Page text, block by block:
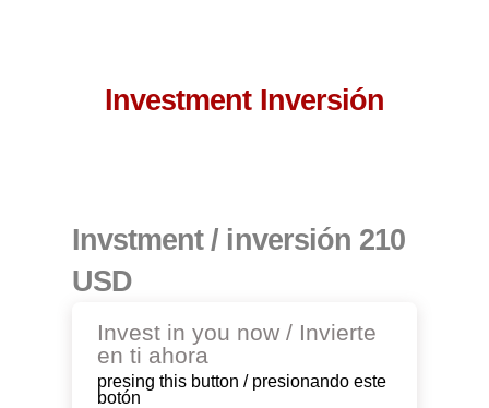
Investment Inversión
Invstment / inversión 210
USD
Invest in you now / Invierte
en ti ahora
presing this button / presionando este
botón